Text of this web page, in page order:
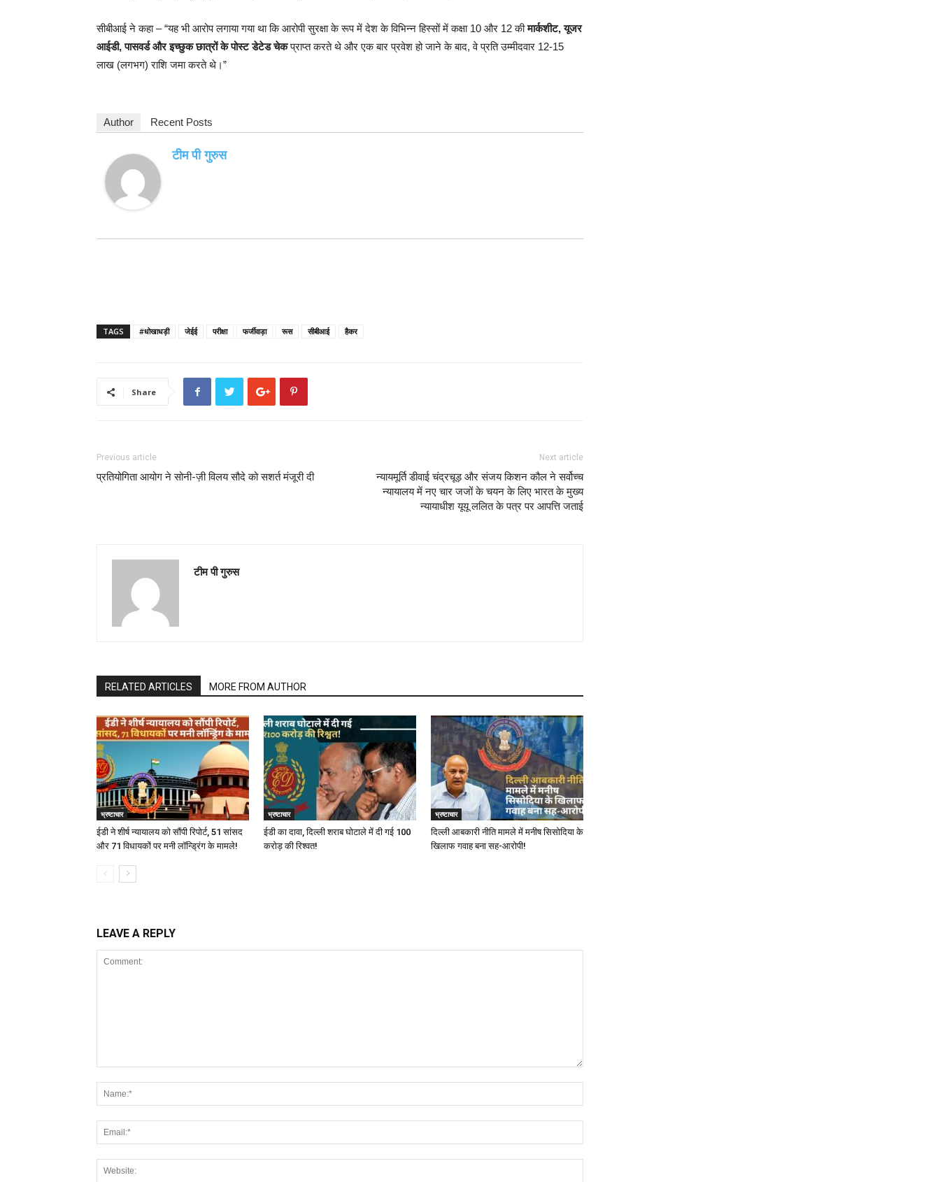
सीबीआई ने कहा – “यह भी आरोप लगाया गया था कि आरोपी सुरक्षा के रूप में देश के विभिन्न हिस्सों में कक्षा 10 और 12 कीमार्कशीट, यूजर
आईडी, पासवर्ड और इच्छुक छात्रों के पोस्ट डेटेड चेकप्राप्त करते थे और एक बार प्रवेश हो जाने के बाद, वे प्रति उम्मीदवार 12-15
लाख (लगभग) राशि जमा करते थे।”
Author Recent Posts
टीम पी गुरुस
TAGS #धोखाधड़ी जेईई परीक्षा फर्जीवाड़ा रूस सीबीआई हैकर
Share
Previous article
प्रतियोगिता आयोग ने सोनी-ज़ी विलय सौदे को सशर्त मंजूरी दी
Next article
न्यायमूर्ति डीवाई चंद्रचूड़ और संजय किशन कौल ने सर्वोच्च
न्यायालय में नए चार जजों के चयन के लिए भारत के मुख्य
न्यायाधीश यूयू ललित के पत्र पर आपत्ति जताई
टीम पी गुरुस
RELATED ARTICLES MORE FROM AUTHOR
भ्रष्टाचार
ईडी ने शीर्ष न्यायालय को सौंपी रिपोर्ट, 51 सांसद
और 71 विधायकों पर मनी लॉन्ड्रिंग के मामले!
भ्रष्टाचार
ईडी का दावा, दिल्ली शराब घोटाले में दी गई ₹100
करोड़ की रिश्वत!
भ्रष्टाचार
दिल्‍ली आबकारी नीति मामले में मनीष सिसोदिया के
खिलाफ गवाह बना सह-आरोपी!
LEAVE A REPLY